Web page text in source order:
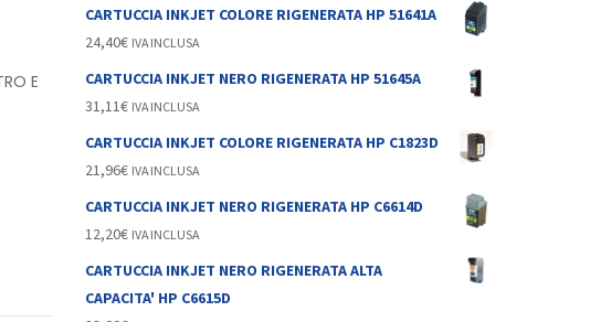
HPC4902AE
E
CARTUCCIA INKJET COLORE RIGENERATA HP 51641A
24,40€ IVA INCLUSA
CARTUCCIA INKJET NERO RIGENERATA HP 51645A
31,11€ IVA INCLUSA
CARTUCCIA INKJET COLORE RIGENERATA HP C1823D
21,96€ IVA INCLUSA
CARTUCCIA INKJET NERO RIGENERATA HP C6614D
12,20€ IVA INCLUSA
CARTUCCIA INKJET NERO RIGENERATA ALTA
CAPACITA' HP C6615D